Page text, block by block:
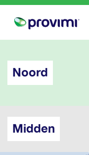
Noord
Midden